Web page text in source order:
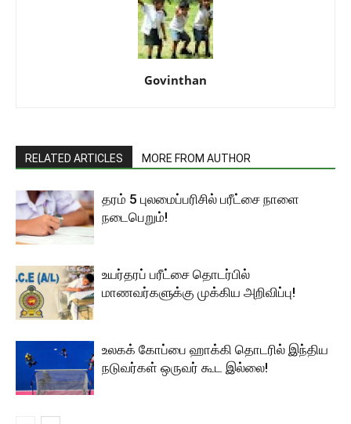
Govinthan
RELATED ARTICLES MORE FROM AUTHOR
தரம் 5 புலமைப்பரிசில் பரீட்சை நாளை
நடைபெறும்!
உயர்தரப் பரீட்சை தொடர்பில்
மாணவர்களுக்கு முக்கிய அறிவிப்பு!
உலகக் கோப்பை ஹாக்கி தொடரில் இந்திய
நடுவர்கள் ஒருவர் கூட இல்லை!